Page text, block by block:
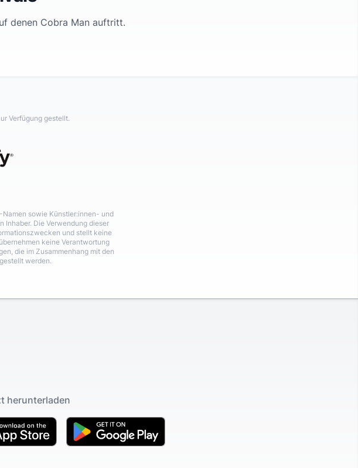
denen Cobra Manauftritt.
Verfügung gestellt.
sowie Künstler:innen- und
Inhaber. Die Verwendung dieser
und stellt keine
keine Verantwortung
die im Zusammenhang mit den
werden.
herunterladen